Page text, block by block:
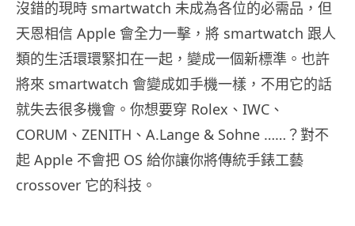
沒錯的現時 smartwatch 未成為各位的必需品，但
天恩相信 Apple 會全力一擊，將 smartwatch 跟人
類的生活環環緊扣在一起，變成一個新標準。也許
將來 smartwatch 會變成如手機一樣，不用它的話
就失去很多機會。你想要穿 Rolex、IWC、
CORUM、ZENITH、A.Lange & Sohne ……？對不
起 Apple 不會把 OS 給你讓你將傳統手錶工藝
crossover 它的科技。